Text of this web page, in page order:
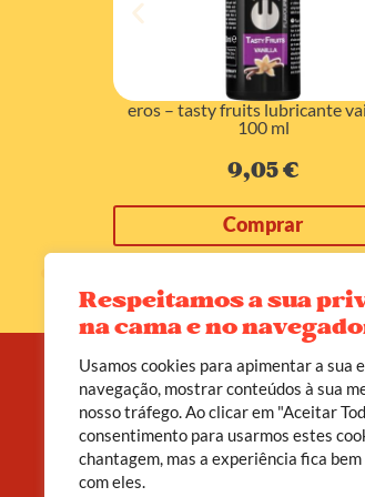
Respeitamos a sua
na cama e no
Usamos cookies para apimentar a sua
navegação, mostrar conteúdos à sua
nosso tráfego. Ao clicar em "Aceitar
consentimento para usarmos estes
chantagem, mas a experiência fica
com eles.
eros – tasty fruits lubricante
100 ml
9,05€
Comprar
A D’leite não é apenas uma loja
convite a viveres o teu corpo como
prazer como poder, e a sexualidade
de cura.